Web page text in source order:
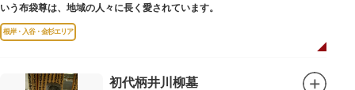
いう布袋尊は、地域の人々に長く愛されています。
根岸・入谷・金杉エリア
初代柄井川柳墓